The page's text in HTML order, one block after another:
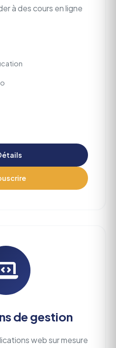
à des cours en ligne
de gestion
web sur mesure